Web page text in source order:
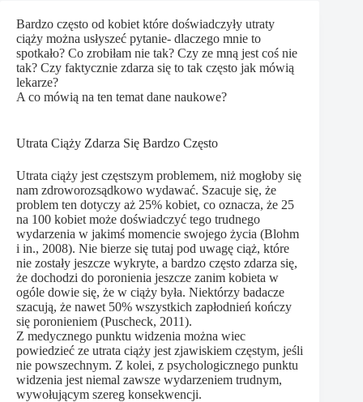
Bardzo często od kobiet które doświadczyły utraty
ciąży można usłyszeć pytanie- dlaczego mnie to
spotkało? Co zrobiłam nie tak? Czy ze mną jest coś nie
tak? Czy faktycznie zdarza się to tak często jak mówią
lekarze?
A co mówią na ten temat dane naukowe?
Utrata Ciąży Zdarza Się Bardzo Często
Utrata ciąży jest częstszym problemem, niż mogłoby się
nam zdroworozsądkowo wydawać. Szacuje się, że
problem ten dotyczy aż 25% kobiet, co oznacza, że 25
na 100 kobiet może doświadczyć tego trudnego
wydarzenia w jakimś momencie swojego życia (Blohm
i in., 2008). Nie bierze się tutaj pod uwagę ciąż, które
nie zostały jeszcze wykryte, a bardzo często zdarza się,
że dochodzi do poronienia jeszcze zanim kobieta w
ogóle dowie się, że w ciąży była. Niektórzy badacze
szacują, że nawet 50% wszystkich zapłodnień kończy
się poronieniem (Puscheck, 2011).
Z medycznego punktu widzenia można wiec
powiedzieć ze utrata ciąży jest zjawiskiem częstym, jeśli
nie powszechnym. Z kolei, z psychologicznego punktu
widzenia jest niemal zawsze wydarzeniem trudnym,
wywołującym szereg konsekwencji.